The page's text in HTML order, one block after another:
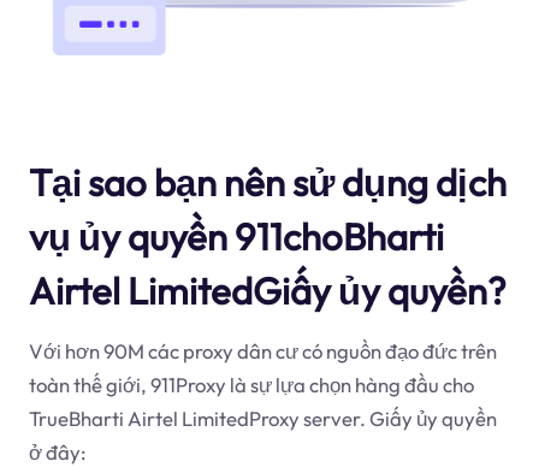
Tại sao bạn nên sử dụng dịch
vụ ủy quyền 911choBharti
Airtel LimitedGiấy ủy quyền?
Với hơn 90M các proxy dân cư có nguồn đạo đức trên
toàn thế giới, 911Proxy là sự lựa chọn hàng đầu cho
TrueBharti Airtel LimitedProxy server. Giấy ủy quyền
ở đây: